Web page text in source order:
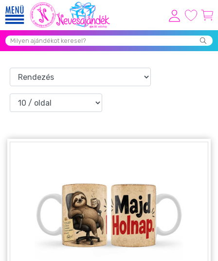
Viszonteladóknak
Grill Party Kellékek ❤️
Egyedi Ajándékok Rendelés
Vicces Pólók
Szülinapi ajándékok
Alkalmakra
Ajándék Ötletek Férfiaknak